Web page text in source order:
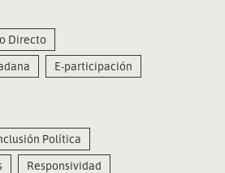
Directo
E-participación
Política
Responsividad